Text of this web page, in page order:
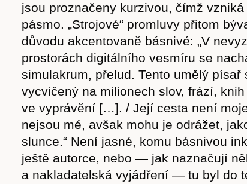
Obchod
jsou proznačeny kurzivou, čímž
pásmo. „Strojové“ promluvy přitom
důvodu akcentovaně básnivé: „V
prostorách digitálního vesmíru se
simulakrum, přelud. Tento umělý písař
vycvičený na milionech slov, frází,
ve vyprávění […]. / Její cesta není
nejsou mé, avšak mohu je odrážet,
slunce.“ Není jasné, komu básnivou
ještě autorce, nebo — jak naznačují
a nakladatelská vyjádření — tu byl do